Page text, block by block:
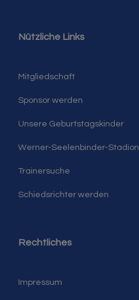
Nützliche Links
Mitgliedschaft
Sponsor werden
Unsere Geburtstagskinder
Werner-Seelenbinder-Stadion
Trainersuche
Schiedsrichter werden
Rechtliches
Impressum